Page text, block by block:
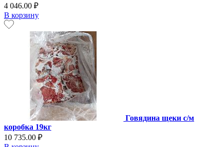
4 046.00 ₽
В корзину
Говядина щеки с/м
коробка 19кг
10 735.00 ₽